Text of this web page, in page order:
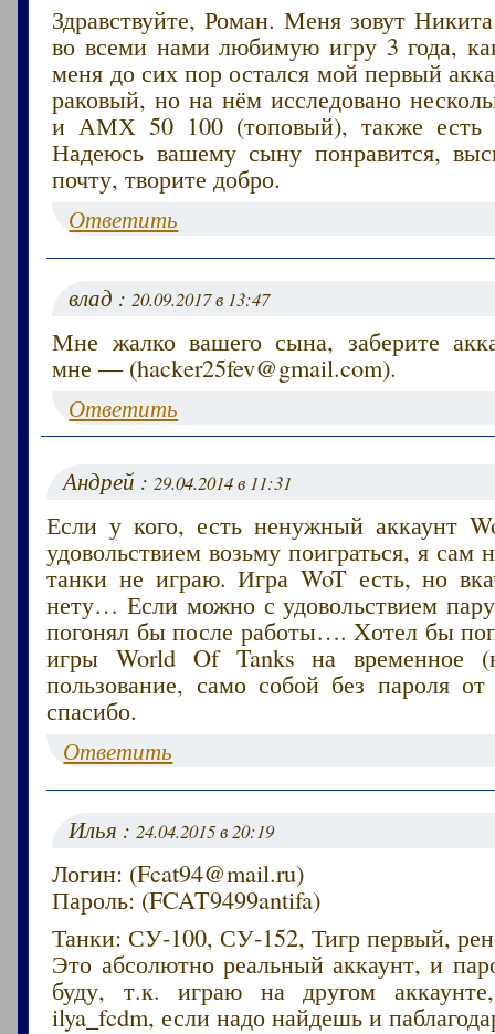
Здравствуйте, Роман. Меня зовут
во всеми нами любимую игру 3 года,
меня до сих пор остался мой первый
раковый, но на нём исследовано
и АМХ 50 100 (топовый), также есть
Надеюсь вашему сыну понравится,
почту, творите добро.
Ответить
влад :20.09.2017 в 13:47
Мне жалко вашего сына, заберите
мне — (hacker25fev@gmail.com).
Ответить
Андрей :29.04.2014 в 11:31
Если у кого, есть ненужный аккаунт
удовольствием возьму поиграться, я сам
танки не играю. Игра WoT есть, но
нету… Если можно с удовольствием
погонял бы после работы…. Xотел бы
игры World Of Tanks на временное
пользование, само собой без пароля
спасибо.
Ответить
Илья :24.04.2015 в 20:19
Логин: (Fcat94@mail.ru)
Пароль: (FCAT9499antifa)
Танки: СУ-100, СУ-152, Тигр первый,
Это абсолютно реальный аккаунт, и
буду, т.к. играю на другом
ilya_fcdm, если надо найдешь и